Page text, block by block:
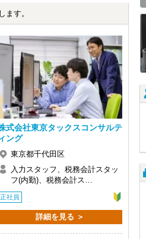
ます。
式会社東京タックスコンサルテ
ング
東京都千代田区
入力スタッフ、税務会計スタッ
フ(内勤)、税務会計ス…
正社員
詳細を見る ＞